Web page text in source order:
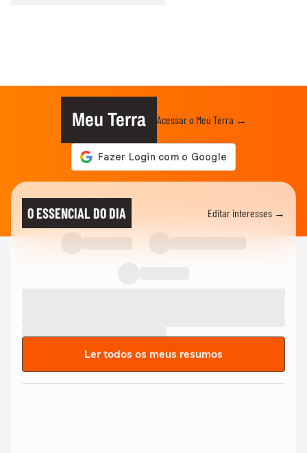
Meu Terra Acessar o Meu Terra →
O ESSENCIAL DO DIA Editar interesses →
Ler todos os meus resumos